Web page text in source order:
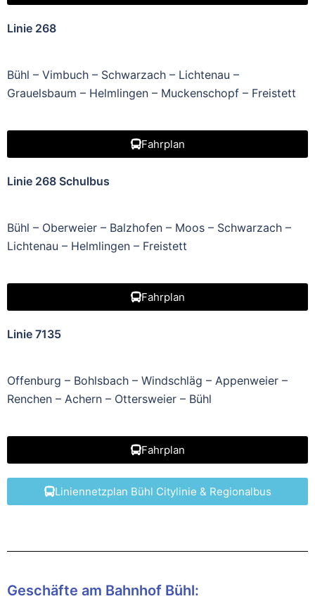
Linie 268
Bühl – Vimbuch – Schwarzach – Lichtenau –
Grauelsbaum – Helmlingen – Muckenschopf – Freistett
Fahrplan
Linie 268 Schulbus
Bühl – Oberweier – Balzhofen – Moos – Schwarzach –
Lichtenau – Helmlingen – Freistett
Fahrplan
Linie 7135
Offenburg – Bohlsbach – Windschläg – Appenweier –
Renchen – Achern – Ottersweier – Bühl
Fahrplan
Liniennetzplan Bühl Citylinie & Regionalbus
Geschäfte am Bahnhof Bühl: